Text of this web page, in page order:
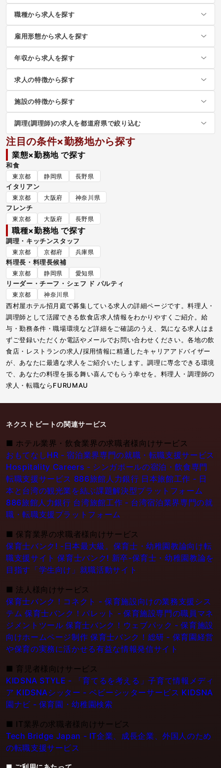
職種から求人を探す
雇用形態から求人を探す
年収から求人を探す
求人の特徴から探す
施設の特徴から探す
調理(調理師)の求人を都道府県で絞り込む
注目の条件×勤務地から探す
業態×勤務地 で探す
和食
東京都 静岡県 長野県
イタリアン
東京都 大阪府 神奈川県
フレンチ
東京都 大阪府 長野県
職種×勤務地 で探す
調理・キッチンスタッフ
東京都 京都府 兵庫県
料理長・料理長候補
東京都 静岡県 愛知県
リーダー・チーフ・シェフ ド パルティ
東京都 神奈川県
西村屋ホテル招月庭で募集している求人の詳細ページです。料理人・
調理師として活躍できる飲食店求人情報をわかりやすくご紹介。給
与・勤務条件・職場環境など詳細をご確認のうえ、気になる求人はま
ずご登録いただくか電話やメールでお問い合わせください。各地の飲
食店・レストランの求人/採用情報に精通したキャリアアドバイザー
が、あなたに最適な求人をご紹介いたします。調理に専念できる環境
で、あなたの料理を振る舞い喜んでもらう幸せを。料理人・調理師の
求人・転職ならFURUMAU
ネクストビートの関連サービス
■ ホテル業界・飲食業界の求職者様向けサービス
おもてなしHR - 宿泊業界専門の就職・転職支援サービス
Hospitality Careers - シンガポールの宿泊・飲食専門
転職支援サービス 886旅館人力銀行 日本旅館工作 - 日
本と台湾の観光業を結ぶ課題解決型プラットフォーム
886旅館人力銀行 台湾旅館工作 - 台湾宿泊業界専門の就
職・転職支援プラットフォーム
■ 保育業界の求職者様向けサービス
保育士バンク! -日本最大級。保育士・幼稚園教論向け転
職支援サイト 保育士バンク! 新卒-保育士・幼稚園教論を
目指す「学生向け」就職活動サイト
■ 法人様向けサービス
保育士バンク！コネクト - 保育施設向けの業務支援シス
テム 保育士バンク！パレット - 保育施設専門の職員マネ
ジメントツール 保育士バンク！ウェブパック - 保育施設
向けホームページ制作 保育士バンク！総研 - 保育園経営
や保育の実務に活かせる有益な情報発信サイト
■ 育児者様向けサービス
KIDSNA STYLE - 「育てるを考える」子育て情報メディ
ア KIDSNAシッター - ベビーシッターサービス KIDSNA
園ナビ - 保育園・幼稚園検索
■ IT業界の求職者様向けサービス
Tech Bridge Japan - IT企業、成長企業、外国人のため
の転職支援サービス